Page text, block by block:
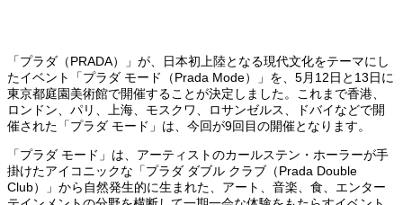
「プラダ（PRADA）」が、日本初上陸となる現代文化をテーマにし
たイベント「プラダ モード（Prada Mode）」を、5月12日と13日に
東京都庭園美術館で開催することが決定しました。これまで香港、
ロンドン、パリ、上海、モスクワ、ロサンゼルス、ドバイなどで開
催された「プラダ モード」は、今回が9回目の開催となります。
「プラダ モード」は、アーティストのカールステン・ホーラーが手
掛けたアイコニックな「プラダ ダブル クラブ（Prada Double
Club）」から自然発生的に生まれた、アート、音楽、食、エンター